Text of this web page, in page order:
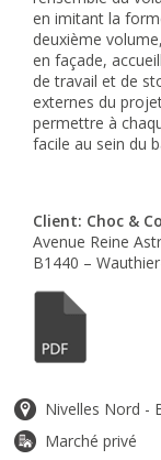
en imitant la
deuxième
en façade,
de travail et de
externes du
permettre à
facile au sein du
Client: Choc &
Avenue Reine
B1440 –
Nivelles Nord -
Marché privé